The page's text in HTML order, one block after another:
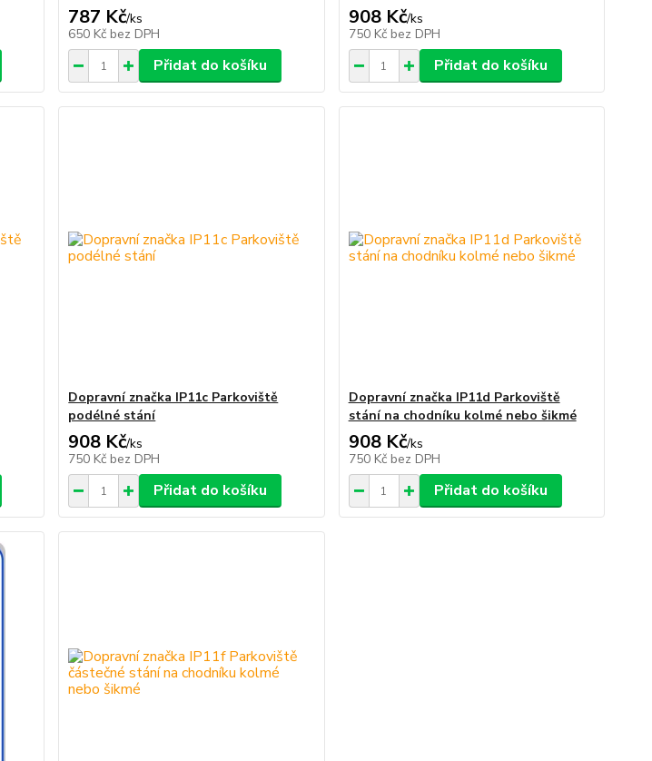
787 Kč/ks
650 Kč bez DPH
Přidat do košíku
908 Kč/ks
750 Kč bez DPH
Přidat do košíku
Dopravní značka IP11c Parkoviště
podélné stání
908 Kč/ks
750 Kč bez DPH
Přidat do košíku
Dopravní značka IP11d Parkoviště
stání na chodníku kolmé nebo šikmé
908 Kč/ks
750 Kč bez DPH
Přidat do košíku